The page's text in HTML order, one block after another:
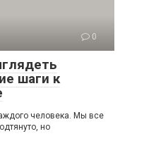
0
шаги к
человека. Мы все
но